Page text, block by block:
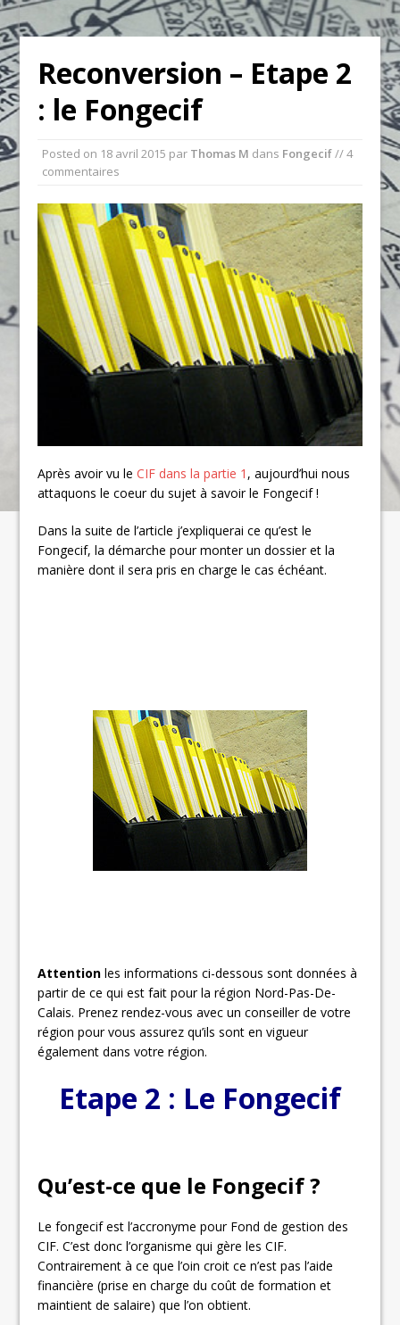
Reconversion – Etape 2
: le Fongecif
Posted on 18 avril 2015 par Thomas M dans Fongecif// 4
commentaires
Après avoir vu leCIF dans la partie 1 , aujourd’hui nous
attaquons le coeur du sujet à savoir le Fongecif !
Dans la suite de l’article j’expliquerai ce qu’est le
Fongecif, la démarche pour monter un dossier et la
manière dont il sera pris en charge le cas échéant.
Attention les informations ci-dessous sont données à
partir de ce qui est fait pour la région Nord-Pas-De-
Calais. Prenez rendez-vous avec un conseiller de votre
région pour vous assurez qu’ils sont en vigueur
également dans votre région.
Etape 2 : Le Fongecif
Qu’est-ce que le Fongecif ?
Le fongecif est l’accronyme pour Fond de gestion des
CIF. C’est donc l’organisme qui gère les CIF.
Contrairement à ce que l’oin croit ce n’est pas l’aide
financière (prise en charge du coût de formation et
maintient de salaire) que l’on obtient.